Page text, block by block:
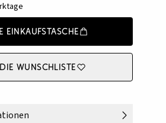
Einkaufstasche
Wunschliste